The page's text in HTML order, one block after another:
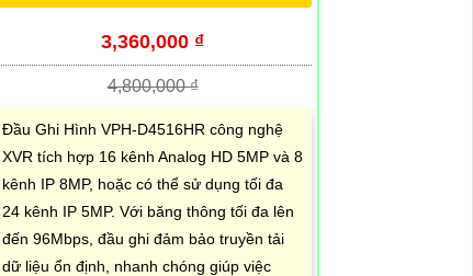
3,360,000 ₫
4,800,000 ₫
Đầu Ghi Hình VPH-D4516HR công nghệ
XVR tích hợp 16 kênh Analog HD 5MP và 8
kênh IP 8MP, hoặc có thể sử dụng tối đa
24 kênh IP 5MP. Với băng thông tối đa lên
đến 96Mbps, đầu ghi đảm bảo truyền tải
dữ liệu ổn định, nhanh chóng giúp việc